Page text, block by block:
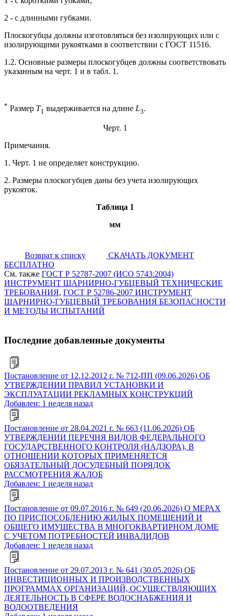
2 - с длинными губками.
Плоскогубцы должны изготовляться без изолирующих или с
изолирующими рукоятками в соответствии с ГОСТ 11516.
1.2. Основные размеры плоскогубцев должны соответствовать
указанным на черт. 1 и в табл. 1.
* Размер Т1 выдерживается на длине L3.
Черт. 1
Примечания.
1. Черт. 1 не определяет конструкцию.
2. Размеры плоскогубцев даны без учета изолирующих
рукояток.
Таблица 1
мм
Возврат к списку
СКАЧАТЬ ДОКУМЕНТ
БЕСПЛАТНО
См. также ГОСТ Р 52787-2007 (ИСО 5743:2004)
ИНСТРУМЕНТ ШАРНИРНО-ГУБЦЕВЫЙ ТЕХНИЧЕСКИЕ
ТРЕБОВАНИЯ, ГОСТ Р 52786-2007 ИНСТРУМЕНТ
ШАРНИРНО-ГУБЦЕВЫЙ ТРЕБОВАНИЯ БЕЗОПАСНОСТИ
И МЕТОДЫ ИСПЫТАНИЙ
Последние добавленные документы
Постановление от 12.12.2012 г. № 712-ПП (09.06.2026) ОБ
УТВЕРЖДЕНИИ ПРАВИЛ УСТАНОВКИ И
ЭКСПЛУАТАЦИИ РЕКЛАМНЫХ КОНСТРУКЦИЙ
Добавлен: 1 неделя назад
Постановление от 28.04.2021 г. № 663 (11.06.2026) ОБ
УТВЕРЖДЕНИИ ПЕРЕЧНЯ ВИДОВ ФЕДЕРАЛЬНОГО
ГОСУДАРСТВЕННОГО КОНТРОЛЯ (НАДЗОРА), В
ОТНОШЕНИИ КОТОРЫХ ПРИМЕНЯЕТСЯ
ОБЯЗАТЕЛЬНЫЙ ДОСУДЕБНЫЙ ПОРЯДОК
РАССМОТРЕНИЯ ЖАЛОБ
Добавлен: 1 неделя назад
Постановление от 09.07.2016 г. № 649 (20.06.2026) О МЕРАХ
ПО ПРИСПОСОБЛЕНИЮ ЖИЛЫХ ПОМЕЩЕНИЙ И
ОБЩЕГО ИМУЩЕСТВА В МНОГОКВАРТИРНОМ ДОМЕ
С УЧЕТОМ ПОТРЕБНОСТЕЙ ИНВАЛИДОВ
Добавлен: 1 неделя назад
Постановление от 29.07.2013 г. № 641 (30.05.2026) ОБ
ИНВЕСТИЦИОННЫХ И ПРОИЗВОДСТВЕННЫХ
ПРОГРАММАХ ОРГАНИЗАЦИЙ, ОСУЩЕСТВЛЯЮЩИХ
ДЕЯТЕЛЬНОСТЬ В СФЕРЕ ВОДОСНАБЖЕНИЯ И
ВОДООТВЕДЕНИЯ